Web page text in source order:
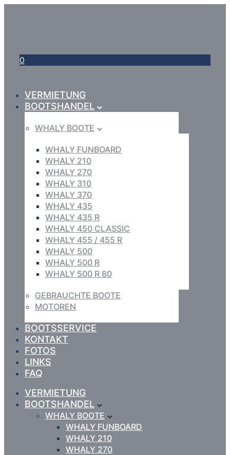
0
VERMIETUNG
BOOTSHANDEL
WHALY BOOTE
WHALY FUNBOARD
WHALY 210
WHALY 270
WHALY 310
WHALY 370
WHALY 435
WHALY 435 R
WHALY 450 CLASSIC
WHALY 455 / 455 R
WHALY 500
WHALY 500 R
WHALY 500 R 80
GEBRAUCHTE BOOTE
MOTOREN
BOOTSSERVICE
KONTAKT
FOTOS
LINKS
FAQ
VERMIETUNG
BOOTSHANDEL
WHALY BOOTE
WHALY FUNBOARD
WHALY 210
WHALY 270